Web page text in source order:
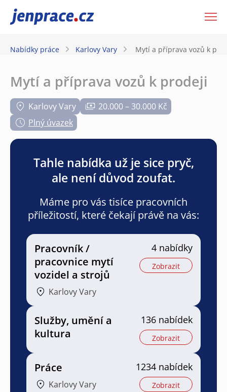
JenPráce.cz
Nabídky práce Karlovy Vary Mytí a příprava vozů k
Mytí a příprava vozů k prodeji
Karlovy Vary
20.000 – 30.000 Kč
Plný úvazek
Tahle nabídka už je sice pryč,
ale není důvod zoufat.
Máme pro vás tisíce pracovních
příležitostí, které čekají právě na vás:
Pracovník /
pracovnice mytí
vozidel a strojů
Karlovy Vary
4 nabídky
Zobrazit
Služby, umění a
kultura
136 nabídek
Zobrazit
Práce
Karlovy Vary
1234 nabídek
Zobrazit